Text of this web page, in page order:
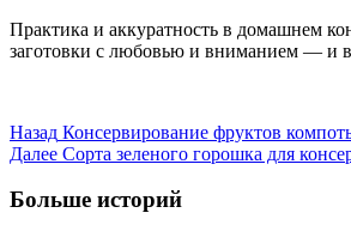
Практика и аккуратность в домашнем
заготовки с любовью и вниманием — и
Post
Navigation
Назад Консервирование фруктов
Далее Сорта зеленого горошка для
Больше историй